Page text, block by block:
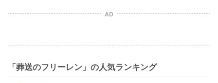
AD
「葬送のフリーレン」の人気ランキング